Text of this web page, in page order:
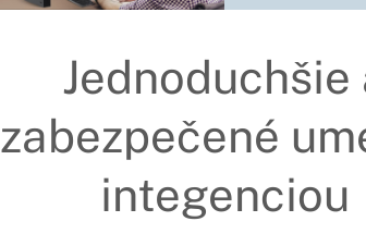
Jednoduchšie
zabezpečené
integenciou